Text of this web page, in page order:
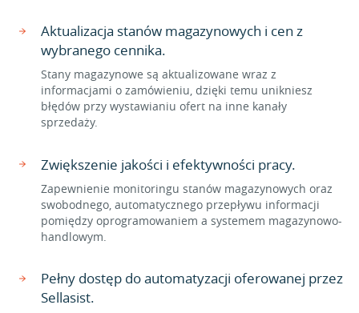
Aktualizacja stanów magazynowych i cen z
wybranego cennika.
Stany magazynowe są aktualizowane wraz z
informacjami o zamówieniu, dzięki temu unikniesz
błędów przy wystawianiu ofert na inne kanały
sprzedaży.
Zwiększenie jakości i efektywności pracy.
Zapewnienie monitoringu stanów magazynowych oraz
swobodnego, automatycznego przepływu informacji
pomiędzy oprogramowaniem a systemem magazynowo-
handlowym.
Pełny dostęp do automatyzacji oferowanej przez
Sellasist.